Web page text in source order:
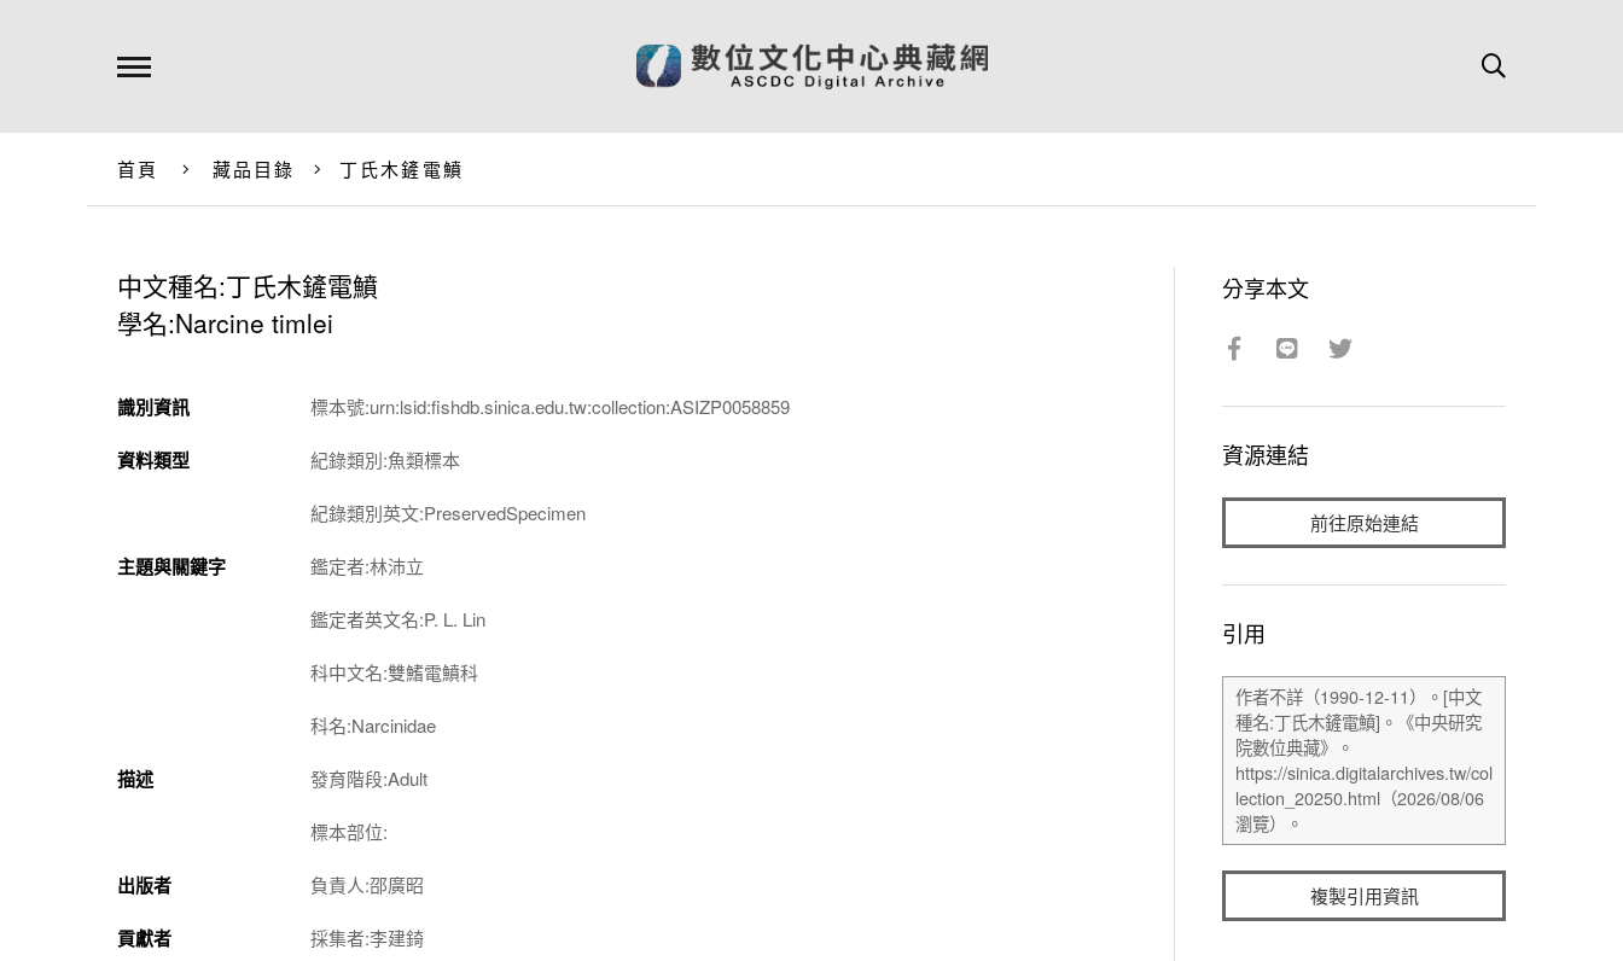
首頁 藏品目錄 丁氏木鏟電鱝
中文種名:丁氏木鏟電鱝
學名:Narcine timlei
識別資訊 標本號:urn:lsid:fishdb.sinica.edu.tw:collection:ASIZP0058859
資料類型 紀錄類別:魚類標本
紀錄類別英文:PreservedSpecimen
主題與關鍵字 鑑定者:林沛立
鑑定者英文名:P. L. Lin
科中文名:雙鰭電鱝科
科名:Narcinidae
描述 發育階段:Adult
標本部位:
出版者 負責人:邵廣昭
貢獻者 採集者:李建錡
分享本文
資源連結
前往原始連結
引用
複製引用資訊